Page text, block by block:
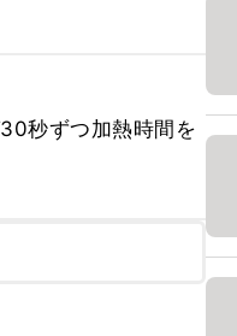
秒ずつ加熱時間を